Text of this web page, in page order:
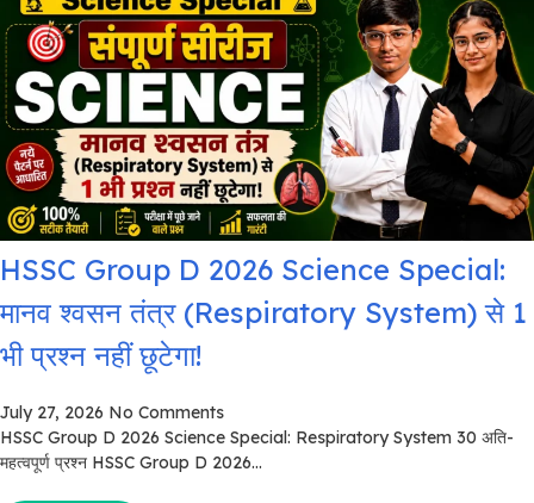
HSSC Group D 2026 Science Special:
मानव श्वसन तंत्र (Respiratory System) से 1
भी प्रश्न नहीं छूटेगा!
July 27, 2026 No Comments
HSSC Group D 2026 Science Special: Respiratory System 30 अति-
महत्वपूर्ण प्रश्न HSSC Group D 2026...